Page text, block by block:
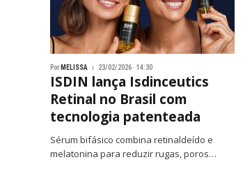
Por MELISSA 23/02/2026 · 14:30
ISDIN lança Isdinceutics
Retinal no Brasil com
tecnologia patenteada
Sérum bifásico combina retinaldeído e
melatonina para reduzir rugas, poros…